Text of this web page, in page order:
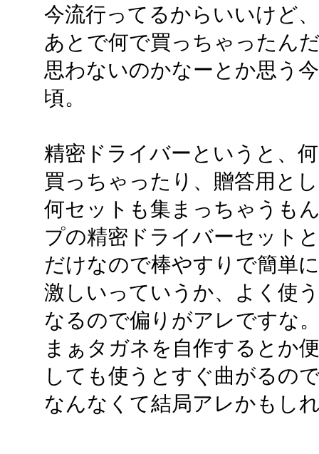
今流行ってるからいいけど
あとで何で買っちゃったん
思わないのかなーとか思う
頃。
精密ドライバーというと、
買っちゃったり、贈答用と
何セットも集まっちゃうも
プの精密ドライバーセット
だけなので棒やすりで簡単
激しいっていうか、よく使
なるので偏りがアレですな
まぁタガネを自作するとか
しても使うとすぐ曲がるの
なんなくて結局アレかもし